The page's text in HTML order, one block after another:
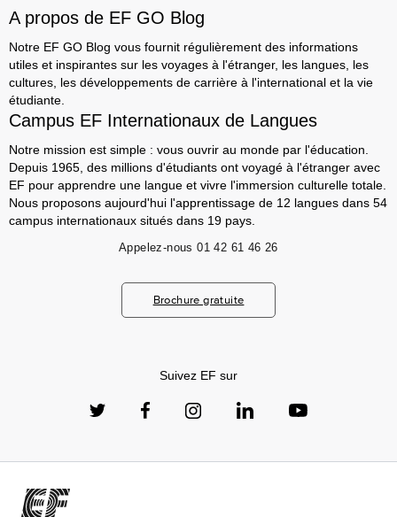
A propos de EF GO Blog
Notre EF GO Blog vous fournit régulièrement des informations
utiles et inspirantes sur les voyages à l'étranger, les langues, les
cultures, les développements de carrière à l'international et la vie
étudiante.
Campus EF Internationaux de Langues
Notre mission est simple : vous ouvrir au monde par l'éducation.
Depuis 1965, des millions d'étudiants ont voyagé à l'étranger avec
EF pour apprendre une langue et vivre l'immersion culturelle totale.
Nous proposons aujourd'hui l'apprentissage de 12 langues dans 54
campus internationaux situés dans 19 pays.
Appelez-nous 01 42 61 46 26
Brochure gratuite
Suivez EF sur